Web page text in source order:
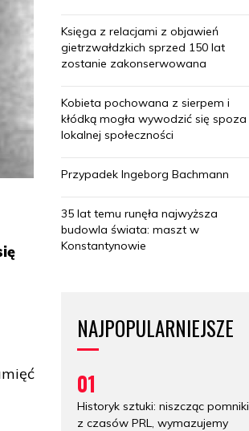
Księga z relacjami z objawień
gietrzwałdzkich sprzed 150 lat
zostanie zakonserwowana
Kobieta pochowana z sierpem i
kłódką mogła wywodzić się spoza
lokalnej społeczności
Przypadek Ingeborg Bachmann
35 lat temu runęła najwyższa
budowla świata: maszt w
Konstantynowie
NAJPOPULARNIEJSZE
01
Historyk sztuki: niszcząc pomniki
z czasów PRL, wymazujemy